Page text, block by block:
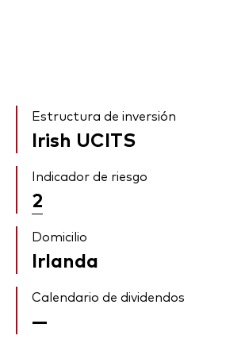
Estructura de inversión
Irish UCITS
Indicador de riesgo
2
Domicilio
Irlanda
Calendario de dividendos
—